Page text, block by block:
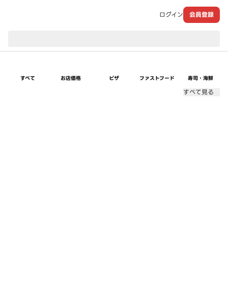
ログイン 会員登録
すべて お店価格 ピザ ファストフード 寿司・海鮮
すべて見る